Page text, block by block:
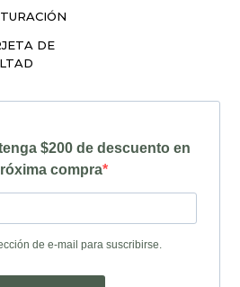
DE
$200 de descuento en
compra
de e-mail para suscribirse.